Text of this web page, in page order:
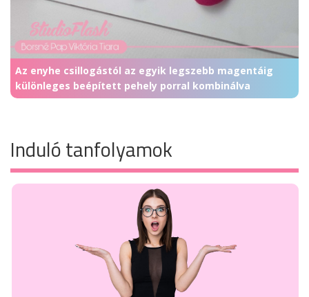
Az enyhe csillogástól az egyik legszebb magentáig
különleges beépített pehely porral kombinálva
Induló tanfolyamok